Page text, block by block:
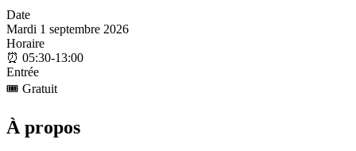
Date
Mardi 1 septembre 2026
Horaire
⏰ 05:30-13:00
Entrée
🎟️ Gratuit
À propos